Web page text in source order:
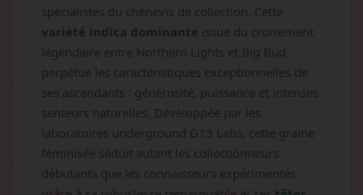
spécialistes du chènevis de collection. Cette
variété indica dominante issue du croisement
légendaire entre Northern Lights et Big Bud
perpétue les caractéristiques exceptionnelles de
ses ascendants : générosité, puissance et intenses
senteurs naturelles. Développée par les
laboratoires underground G13 Labs, cette graine
féminisée séduit autant les collectionneurs
débutants que les connaisseurs expérimentés